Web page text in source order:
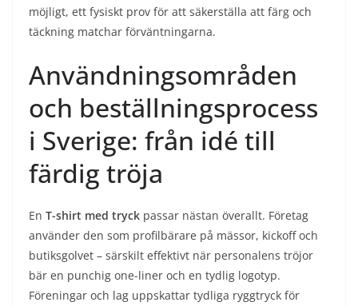
möjligt, ett fysiskt prov för att säkerställa att färg och
täckning matchar förväntningarna.
Användningsområden
och beställningsprocess
i Sverige: från idé till
färdig tröja
En T-shirt med tryck passar nästan överallt. Företag
använder den som profilbärare på mässor, kickoff och
butiksgolvet – särskilt effektivt när personalens tröjor
bär en punchig one-liner och en tydlig logotyp.
Föreningar och lag uppskattar tydliga ryggtryck för